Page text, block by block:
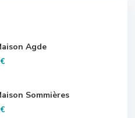
Agde
Sommières